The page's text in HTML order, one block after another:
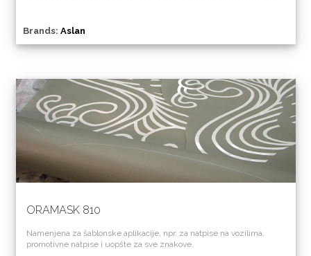
Brands: Aslan
ORAMASK 810
Namenjena za šablonske aplikacije, npr. za natpise na vozilima,
promotivne natpise i uopšte za sve znakove.